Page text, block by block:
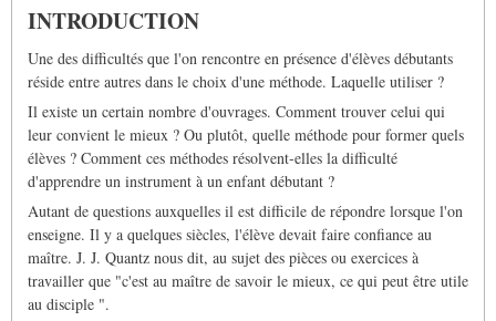
INTRODUCTION
Une des difficultés que l'on rencontre en présence d'élèves débutants
réside entre autres dans le choix d'une méthode. Laquelle utiliser ?
Il existe un certain nombre d'ouvrages. Comment trouver celui qui
leur convient le mieux ? Ou plutôt, quelle méthode pour former quels
élèves ? Comment ces méthodes résolvent-elles la difficulté
d'apprendre un instrument à un enfant débutant ?
Autant de questions auxquelles il est difficile de répondre lorsque l'on
enseigne. Il y a quelques siècles, l'élève devait faire confiance au
maître. J. J. Quantz nous dit, au sujet des pièces ou exercices à
travailler que "c'est au maître de savoir le mieux, ce qui peut être utile
au disciple ".